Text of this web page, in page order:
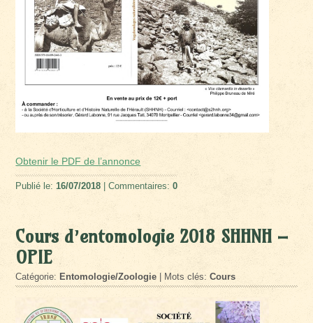
Obtenir le PDF de l’annonce
Publié le:16/07/2018 | Commentaires:0
Cours d’entomologie 2018 SHHNH –
OPIE
Catégorie: Entomologie/Zoologie | Mots clés:Cours